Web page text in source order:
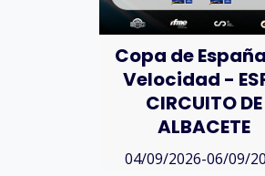
Copa de
Velocidad -
CIRCUITO DE
ALBACETE
04/09/2026-06/09/